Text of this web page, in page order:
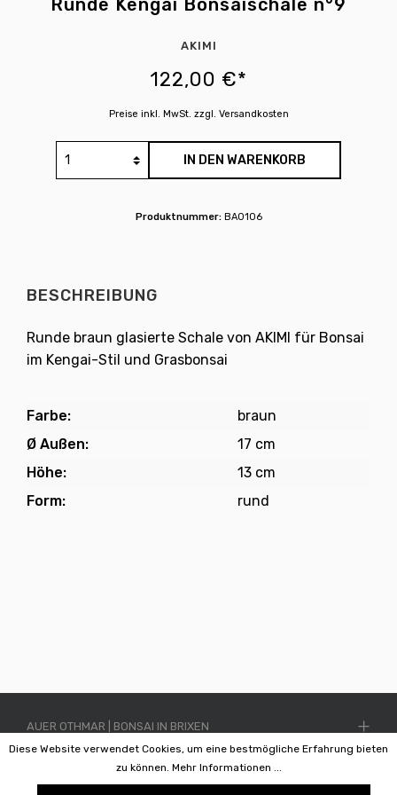
Runde Kengai Bonsaischale n°9
AKIMI
122,00 €*
Preise inkl. MwSt. zzgl. Versandkosten
IN DEN WARENKORB
Produktnummer: BA0106
BESCHREIBUNG
Runde braun glasierte Schale von AKIMI für Bonsai
im Kengai-Stil und Grasbonsai
Farbe:
braun
Ø Außen:
17 cm
Höhe:
13 cm
Form:
rund
AUER OTHMAR | BONSAI IN BRIXEN
Diese Website verwendet Cookies, um eine bestmögliche Erfahrung bieten
zu können. Mehr Informationen ...